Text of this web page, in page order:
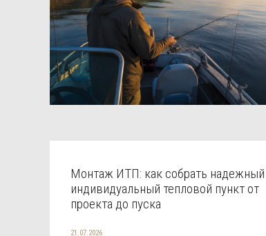
Монтаж ИТП: как собрать надежный
индивидуальный тепловой пункт от
проекта до пуска
21.07.2026